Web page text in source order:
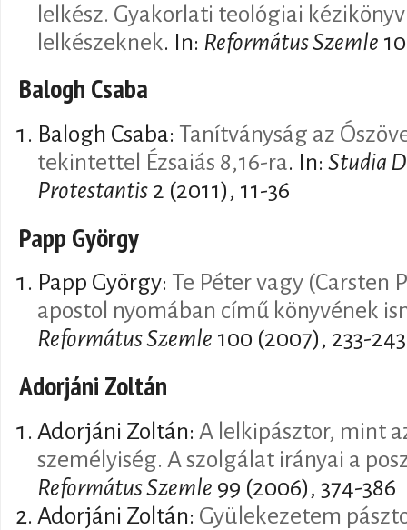
lelkész. Gyakorlati teológiai
lelkészeknek. In: Református Szemle
Balogh Csaba
Balogh Csaba: Tanítványság az
tekintettel Ézsaiás 8,16-ra. In: Studia
Protestantis 2 (2011), 11-36
Papp György
Papp György: Te Péter vagy (Carsten
apostol nyomában című könyvének
Református Szemle 100 (2007), 233-243
Adorjáni Zoltán
Adorjáni Zoltán: A lelkipásztor, mint
személyiség. A szolgálat irányai a
Református Szemle 99 (2006), 374-386
Adorjáni Zoltán: Gyülekezetem